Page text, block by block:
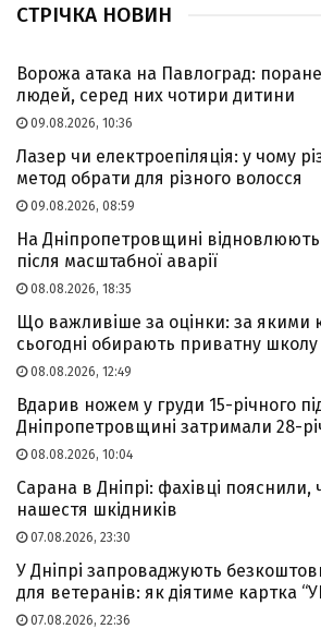
СТРІЧКА НОВИН
Ворожа атака на Павлоград:
людей, серед них чотири дитини
09.08.2026, 10:36
Лазер чи електроепіляція: у чому
метод обрати для різного волосся
09.08.2026, 08:59
На Дніпропетровщині
після масштабної аварії
08.08.2026, 18:35
Що важливіше за оцінки: за якими
сьогодні обирають приватну школу
08.08.2026, 12:49
Вдарив ножем у груди 15-річного
Дніпропетровщині затримали 28-
08.08.2026, 10:04
Сарана в Дніпрі: фахівці пояснили,
нашестя шкідників
07.08.2026, 23:30
У Дніпрі запроваджують
для ветеранів: як діятиме картка
07.08.2026, 22:36